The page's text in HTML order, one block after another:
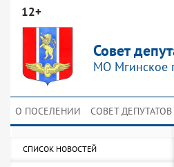
12+
Совет
МО Мгинское
О ПОСЕЛЕНИИ СОВЕТ ДЕПУТАТОВ
СПИСОК НОВОСТЕЙ